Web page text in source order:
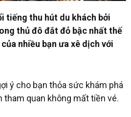
tiếng thu hút du khách bởi
thủ đô đắt đỏ bậc nhất thế
nhiều bạn ưa xê dịch với
ý cho bạn thỏa sức khám phá
tham quan không mất tiền vé.